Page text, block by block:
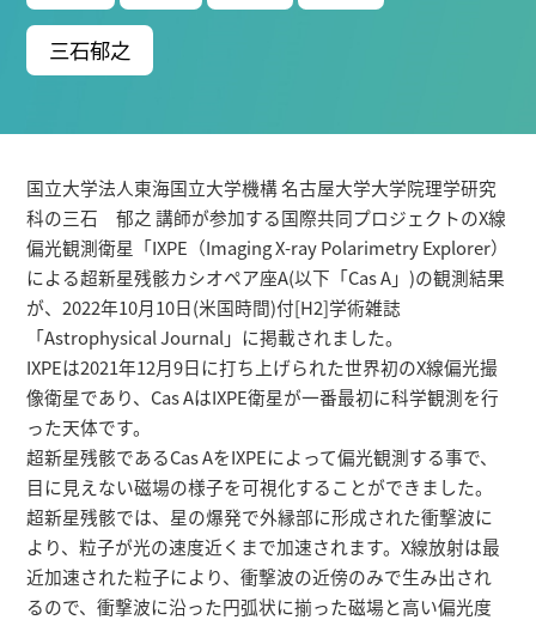
Researchers' VOICE
名古屋大学基金
研究者総覧
三石郁之
国立大学法人東海国立大学機構 名古屋大学大学院理学研究
科の三石 郁之 講師が参加する国際共同プロジェクトのX線
偏光観測衛星「IXPE（Imaging X-ray Polarimetry Explorer）
による超新星残骸カシオペア座A(以下「Cas A」)の観測結果
が、2022年10月10日(米国時間)付[H2]学術雑誌
「Astrophysical Journal」に掲載されました。
IXPEは2021年12月9日に打ち上げられた世界初のX線偏光撮
像衛星であり、Cas AはIXPE衛星が一番最初に科学観測を行
った天体です。
超新星残骸であるCas AをIXPEによって偏光観測する事で、
目に見えない磁場の様子を可視化することができました。
超新星残骸では、星の爆発で外縁部に形成された衝撃波に
より、粒子が光の速度近くまで加速されます。X線放射は最
近加速された粒子により、衝撃波の近傍のみで生み出され
るので、衝撃波に沿った円弧状に揃った磁場と高い偏光度